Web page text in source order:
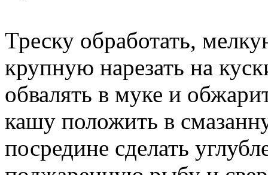
Треску обработать,
крупную нарезать на
обвалять в муке и
кашу положить в
посредине сделать